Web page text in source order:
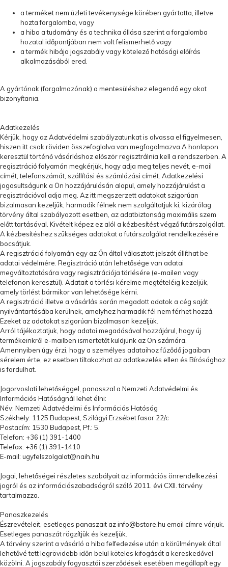
a terméket nem üzleti tevékenysége körében gyártotta, illetve
hozta forgalomba, vagy
a hiba a tudomány és a technika állása szerint a forgalomba
hozatal időpontjában nem volt felismerhető vagy
a termék hibája jogszabály vagy kötelező hatósági előírás
alkalmazásából ered.
A gyártónak (forgalmazónak) a mentesüléshez elegendő egy okot
bizonyítania.
Adatkezelés
Kérjük, hogy az Adatvédelmi szabályzatunkat is olvassa el figyelmesen,
hiszen itt csak röviden összefoglalva van megfogalmazva.A honlapon
keresztül történő vásárláshoz először regisztrálnia kell a rendszerben. A
regisztráció folyamán megkérjük, hogy adja meg teljes nevét, e-mail
címét, telefonszámát, szállítási és számlázási címét. Adatkezelési
jogosultságunk a Ön hozzájárulásán alapul, amely hozzájárulást a
regisztrációval adja meg. Az itt megszerzett adatokat szigorúan
bizalmasan kezeljük, harmadik félnek nem szolgáltatjuk ki, kizárólag
törvény által szabályozott esetben, az adatbiztonság maximális szem
előtt tartásával. Kivételt képez ez alól a kézbesítést végző futárszolgálat.
A kézbesítéshez szükséges adatokat a futárszolgálat rendelkezésére
bocsátjuk.
A regisztráció folyamán egy az Ön által választott jelszót állíthat be
adatai védelmére. Regisztráció után lehetősége van adatai
megváltoztatására vagy regisztrációja törlésére (e-mailen vagy
telefonon keresztül). Adatait a törlési kérelme megtételéig kezeljük,
amely törlést bármikor van lehetősége kérni.
A regisztráció illetve a vásárlás során megadott adatok a cég saját
nyilvántartásába kerülnek, amelyhez harmadik fél nem férhet hozzá.
Ezeket az adatokat szigorúan bizalmasan kezeljük.
Arról tájékoztatjuk, hogy adatai megadásával hozzájárul, hogy új
termékeinkről e-mailben ismertetőt küldjünk az Ön számára.
Amennyiben úgy érzi, hogy a személyes adataihoz fűződő jogaiban
sérelem érte, ez esetben tiltakozhat az adatkezelés ellen és Bírósághoz
is fordulhat.
Jogorvoslati lehetőséggel, panasszal a Nemzeti Adatvédelmi és
Információs Hatóságnál lehet élni:
Név: Nemzeti Adatvédelmi és Információs Hatóság
Székhely: 1125 Budapest, Szilágyi Erzsébet fasor 22/c
Postacím: 1530 Budapest, Pf.: 5.
Telefon: +36 (1) 391-1400
Telefax: +36 (1) 391-1410
E-mail: ugyfelszolgalat@naih.hu
Jogai, lehetőségei részletes szabályait az információs önrendelkezési
jogról és az információszabadságról szóló 2011. évi CXII. törvény
tartalmazza.
Panaszkezelés
Észrevételeit, esetleges panaszait azinfo@bstore.hu email címre várjuk.
Esetleges panaszát rögzítjük és kezeljük.
A törvény szerint a vásárló a hiba felfedezése után a körülmények által
lehetővé tett legrövidebb időn belül köteles kifogását a kereskedővel
közölni. A jogszabály fogyasztói szerződések esetében megállapít egy